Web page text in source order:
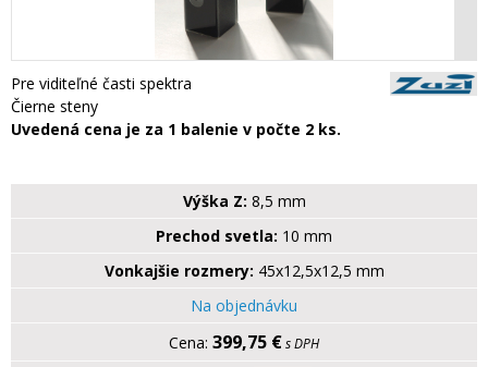
Pre viditeľné časti spektra
Čierne steny
Uvedená cena je za 1 balenie v počte 2 ks.
Výška Z: 8,5 mm
Prechod svetla: 10 mm
Vonkajšie rozmery: 45x12,5x12,5 mm
Na objednávku
399,75 €s DPH